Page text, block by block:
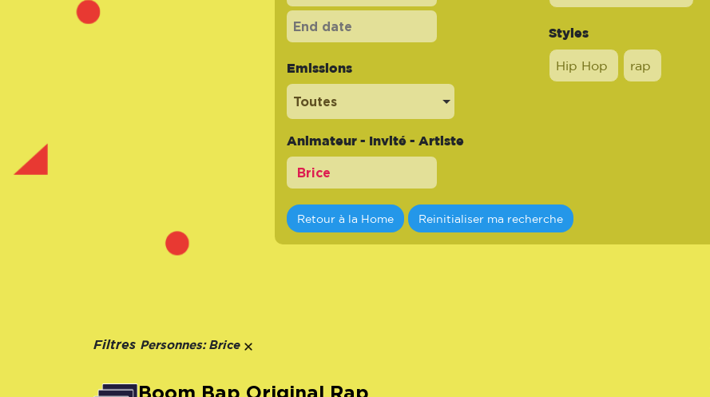
Emissions
Toutes
Animateur - Invité - Artiste
Styles
Hip Hop rap
Retour à la Home Reinitialiser ma recherche
Filtres Personnes: Brice
Boom Bap Original Rap